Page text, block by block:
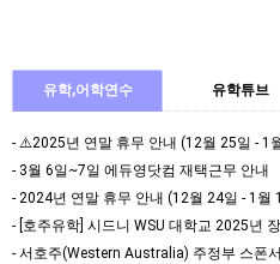
유학,어학연수 유학튜브
- ⚠️2025년 연말 휴무 안내 (12월 25일 - 1
- 3월 6일~7일 에듀영닷컴 재택근무 안내
- 2024년 연말 휴무 안내 (12월 24일 - 1월
- [호주유학] 시드니 WSU 대학교 2025년
- 서호주(Western Australia) 주정부 스폰